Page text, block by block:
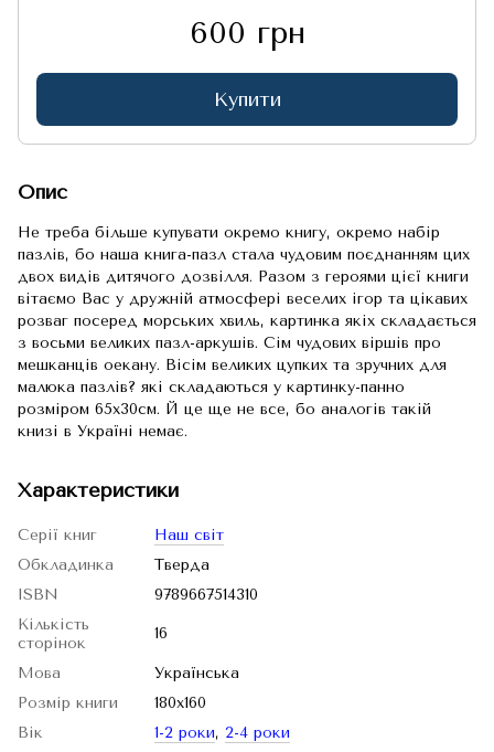
600 грн
Купити
Опис
Не треба більше купувати окремо книгу, окремо набір
пазлів, бо наша книга-пазл стала чудовим поєднанням цих
двох видів дитячого дозвілля. Разом з героями цієї книги
вітаємо Вас у дружній атмосфері веселих ігор та цікавих
розваг посеред морських хвиль, картинка якіх складається
з восьми великих пазл-аркушів. Сім чудових віршів про
мешканців оекану. Вісім великих цупких та зручних для
малюка пазлів? які складаються у картинку-панно
розміром 65х30см. Й це ще не все, бо аналогів такій
книзі в Україні немає.
Характеристики
Серії книг
Наш світ
Обкладинка
Тверда
ISBN
9789667514310
Кількість
сторінок
16
Мова
Українська
Розмір книги
180х160
Вік
1-2 роки, 2-4 роки